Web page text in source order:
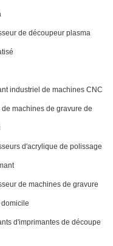
de découpeur plasma
industriel de machines CNC
de machines de gravure de
d'acrylique de polissage
de machines de gravure
d'imprimantes de découpe